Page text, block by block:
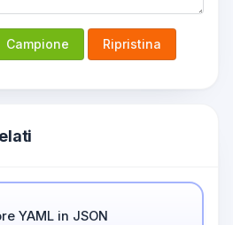
Campione Ripristina
YAML in JSON